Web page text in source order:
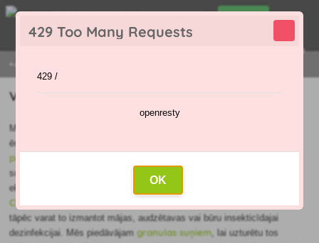
429 Too Many Requests
429 /
openresty
OK
+421 915 420 295 | PIRMDIENA - PIEKTDIENA 9:00 - 16:00
Menu
Visdārgākais Audzēšanas piederumi
Mājdzīvnieku piederumi suņiem aizsargā mājdzīvniekus no blusām,
ērcēm, utīm, utīm, gultasblusām un citām ērcēm. Izvēlieties
pretparazītu apkakles
suņiem. Ja meklējat
eksotiem un citiem putniem, esat nonācis īstajā vietā.
Champion ektoparazītu aerosols iznīcina arī parazītu mikrobus,
tāpēc varat to izmantot mājas, audzētavas vai būru insekticīdajai
dezinfekcijai. Mēs piedāvājamgranulas suņiem, lai uzturētu tos